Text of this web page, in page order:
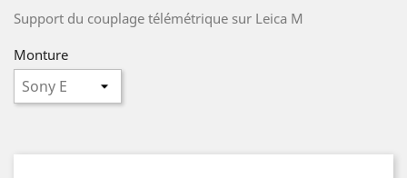
Support du couplage télémétrique sur Leica M
Monture